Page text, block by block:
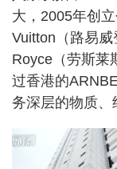
大，2005年创
Vuitton（路易
Royce（劳斯莱
过香港的
务深层的物质、